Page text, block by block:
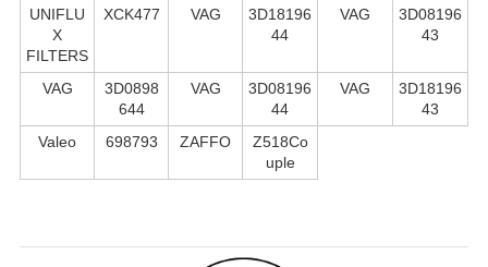
UNIFLU
X
FILTERS
XCK477 VAG
3D18196
44
VAG
3D08196
43
VAG
3D0898
644
VAG
3D08196
44
VAG
3D18196
43
Valeo
698793 ZAFFO
Z518Co
uple